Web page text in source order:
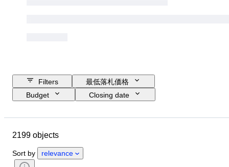
Filters
最低落札価格
Budget
Closing date
コンディション
スタイル
衣類サイズ
2199 objects
Sort by relevance